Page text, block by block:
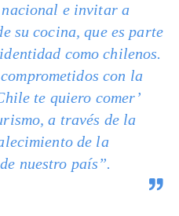
e invitar a
su cocina, que es parte
como chilenos.
con la
te quiero comer’
a través de la
de la
nuestro país”.